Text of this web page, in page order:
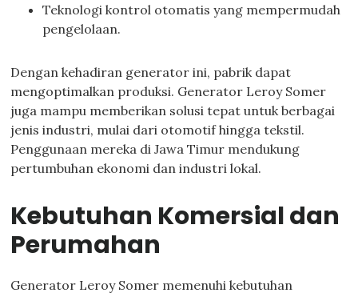
Teknologi kontrol otomatis yang mempermudah
pengelolaan.
Dengan kehadiran generator ini, pabrik dapat
mengoptimalkan produksi. Generator Leroy Somer
juga mampu memberikan solusi tepat untuk berbagai
jenis industri, mulai dari otomotif hingga tekstil.
Penggunaan mereka di Jawa Timur mendukung
pertumbuhan ekonomi dan industri lokal.
Kebutuhan Komersial dan
Perumahan
Generator Leroy Somer memenuhi kebutuhan